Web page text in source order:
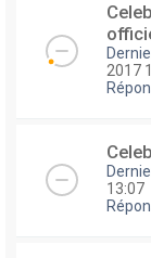
2017
13:07